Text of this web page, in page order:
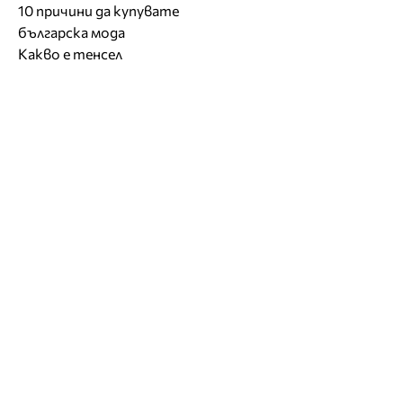
10 причини да купувате
българска мода
Какво е тенсел